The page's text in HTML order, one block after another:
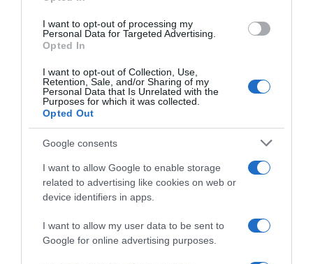
I want to opt-out of processing my
Personal Data for Targeted Advertising.
Opted In
I want to opt-out of Collection, Use,
Retention, Sale, and/or Sharing of my
Personal Data that Is Unrelated with the
Purposes for which it was collected.
Opted Out
Google consents
I want to allow Google to enable storage
related to advertising like cookies on web or
device identifiers in apps.
I want to allow my user data to be sent to
Google for online advertising purposes.
Köszönöm a lelkét, melyből reggel, este
imádság száll Hozzád, gyermekéért esdve.
Köszönöm a szívét, mely csak értem dobban
– itt e földön senki sem szerethet jobban! –
Istenem, köszönöm az édesanyámat.
Te tudod, Istenem – milyen sok az árva,
Aki oltalmadat, vigaszodat várja.
Leborulva kérlek: gondod legyen rájuk,
Hiszen szegényeknek nincsen édesanyjuk!